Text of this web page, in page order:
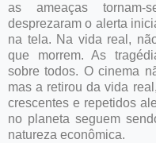
as ameaças
desprezaram o alerta
na tela. Na vida real,
que morrem. As
sobre todos. O cinema
mas a retirou da vida
crescentes e repetidos
no planeta seguem
natureza econômica.